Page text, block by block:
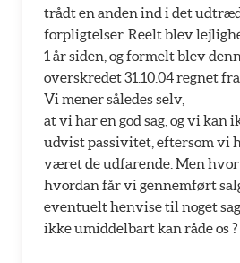
trådt en anden ind i det
forpligtelser. Reelt blev
1 år siden, og formelt blev
overskredet 31.10.04 regnet
Vi mener således selv,
at vi har en god sag, og vi kan
udvist passivitet, eftersom vi
været de udfarende. Men hvor
hvordan får vi gennemført
eventuelt henvise til noget
ikke umiddelbart kan råde os ?